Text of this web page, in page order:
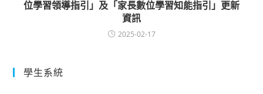
位學習領導指引」及「家長數位學習知能指引」更新
資訊
2025-02-17
學生系統